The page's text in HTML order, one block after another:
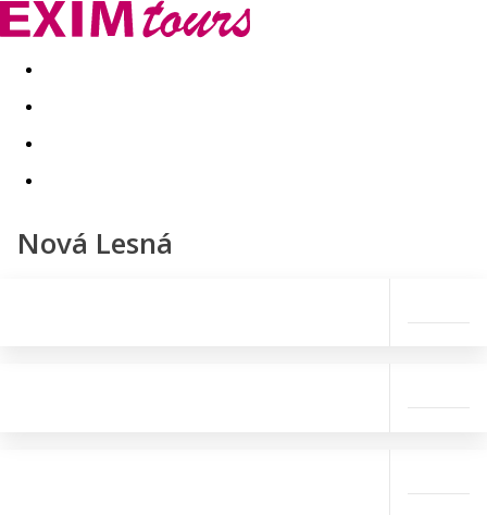
Akční nabídky Last minute
Nová Lesná